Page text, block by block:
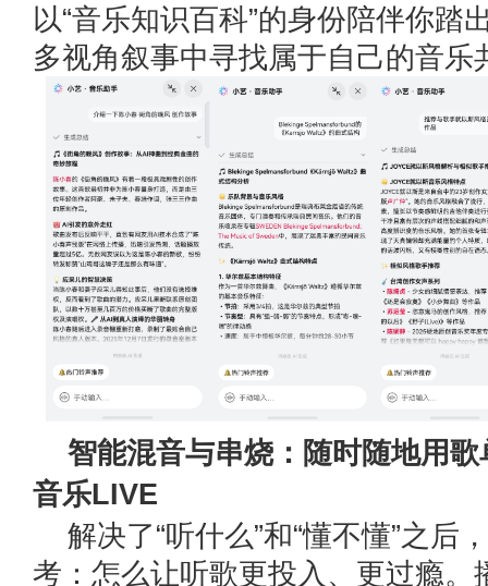
以“音乐知识百科”的身份陪伴你踏
多视角叙事中寻找属于自己的音乐
智能混音与串烧：随时随地用
音乐LIVE
解决了“听什么”和“懂不懂”之后
考：怎么让听歌更投入、更过瘾。